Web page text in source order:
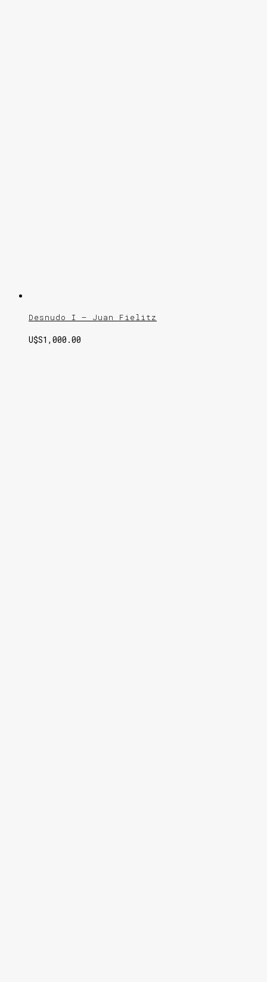
Desnudo I – Juan Fielitz
U$S1,000.00